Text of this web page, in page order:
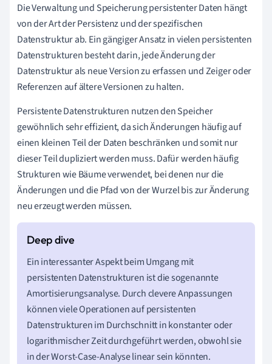
Die Verwaltung und Speicherung persistenter Daten hängt
von der Art der Persistenz und der spezifischen
Datenstruktur ab. Ein gängiger Ansatz in vielen persistenten
Datenstrukturen besteht darin, jede Änderung der
Datenstruktur als neue Version zu erfassen und Zeiger oder
Referenzen auf ältere Versionen zu halten.
Persistente Datenstrukturen nutzen den Speicher
gewöhnlich sehr effizient, da sich Änderungen häufig auf
einen kleinen Teil der Daten beschränken und somit nur
dieser Teil dupliziert werden muss. Dafür werden häufig
Strukturen wie Bäume verwendet, bei denen nur die
Änderungen und die Pfad von der Wurzel bis zur Änderung
neu erzeugt werden müssen.
Ein interessanter Aspekt beim Umgang mit
persistenten Datenstrukturen ist die sogenannte
Amortisierungsanalyse. Durch clevere Anpassungen
können viele Operationen auf persistenten
Datenstrukturen im Durchschnitt in konstanter oder
logarithmischer Zeit durchgeführt werden, obwohl sie
in der Worst-Case-Analyse linear sein könnten.